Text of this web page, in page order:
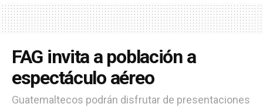
FAG invita a población a
espectáculo aéreo
Guatemaltecos podrán disfrutar de presentaciones